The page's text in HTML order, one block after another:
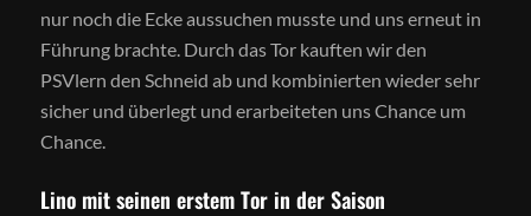
nur noch die Ecke aussuchen musste und uns erneut in
Führung brachte. Durch das Tor kauften wir den
PSVlern den Schneid ab und kombinierten wieder sehr
sicher und überlegt und erarbeiteten uns Chance um
Chance.
Lino mit seinen erstem Tor in der Saison